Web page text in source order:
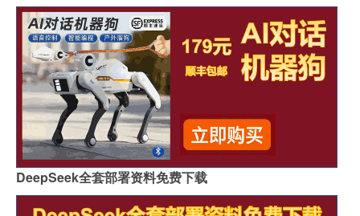
DeepSeek全套部署资料免费下载